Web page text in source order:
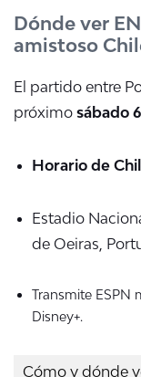
Dónde ver
amistoso
El partido entre
próximo sábado
Horario de
Estadio
de Oeiras,
Transmite ESPN
Disney+.
Cómo y dónde